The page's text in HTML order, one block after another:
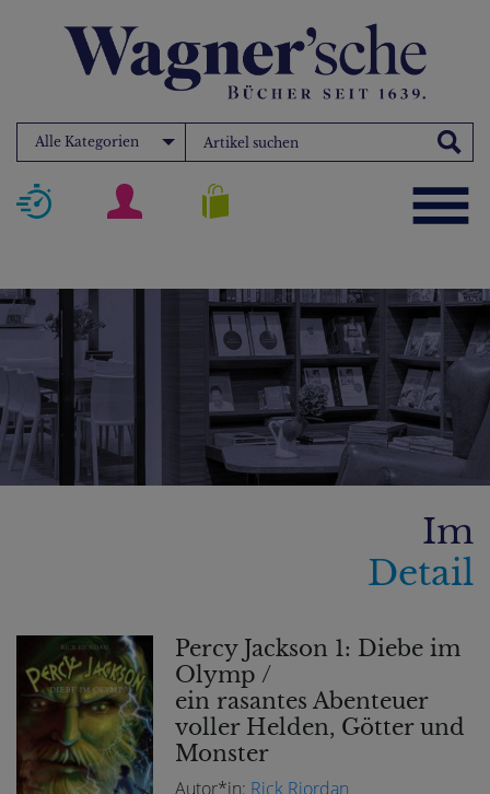
Alle Kategorien
Im
Detail
Percy Jackson 1: Diebe im
Olymp /
ein rasantes Abenteuer
voller Helden, Götter und
Monster
Autor*in: Rick Riordan